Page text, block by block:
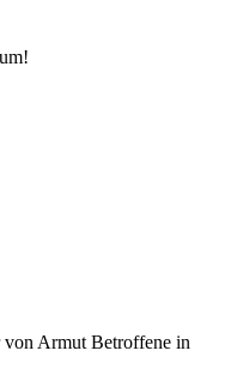
von Armut Betroffene in